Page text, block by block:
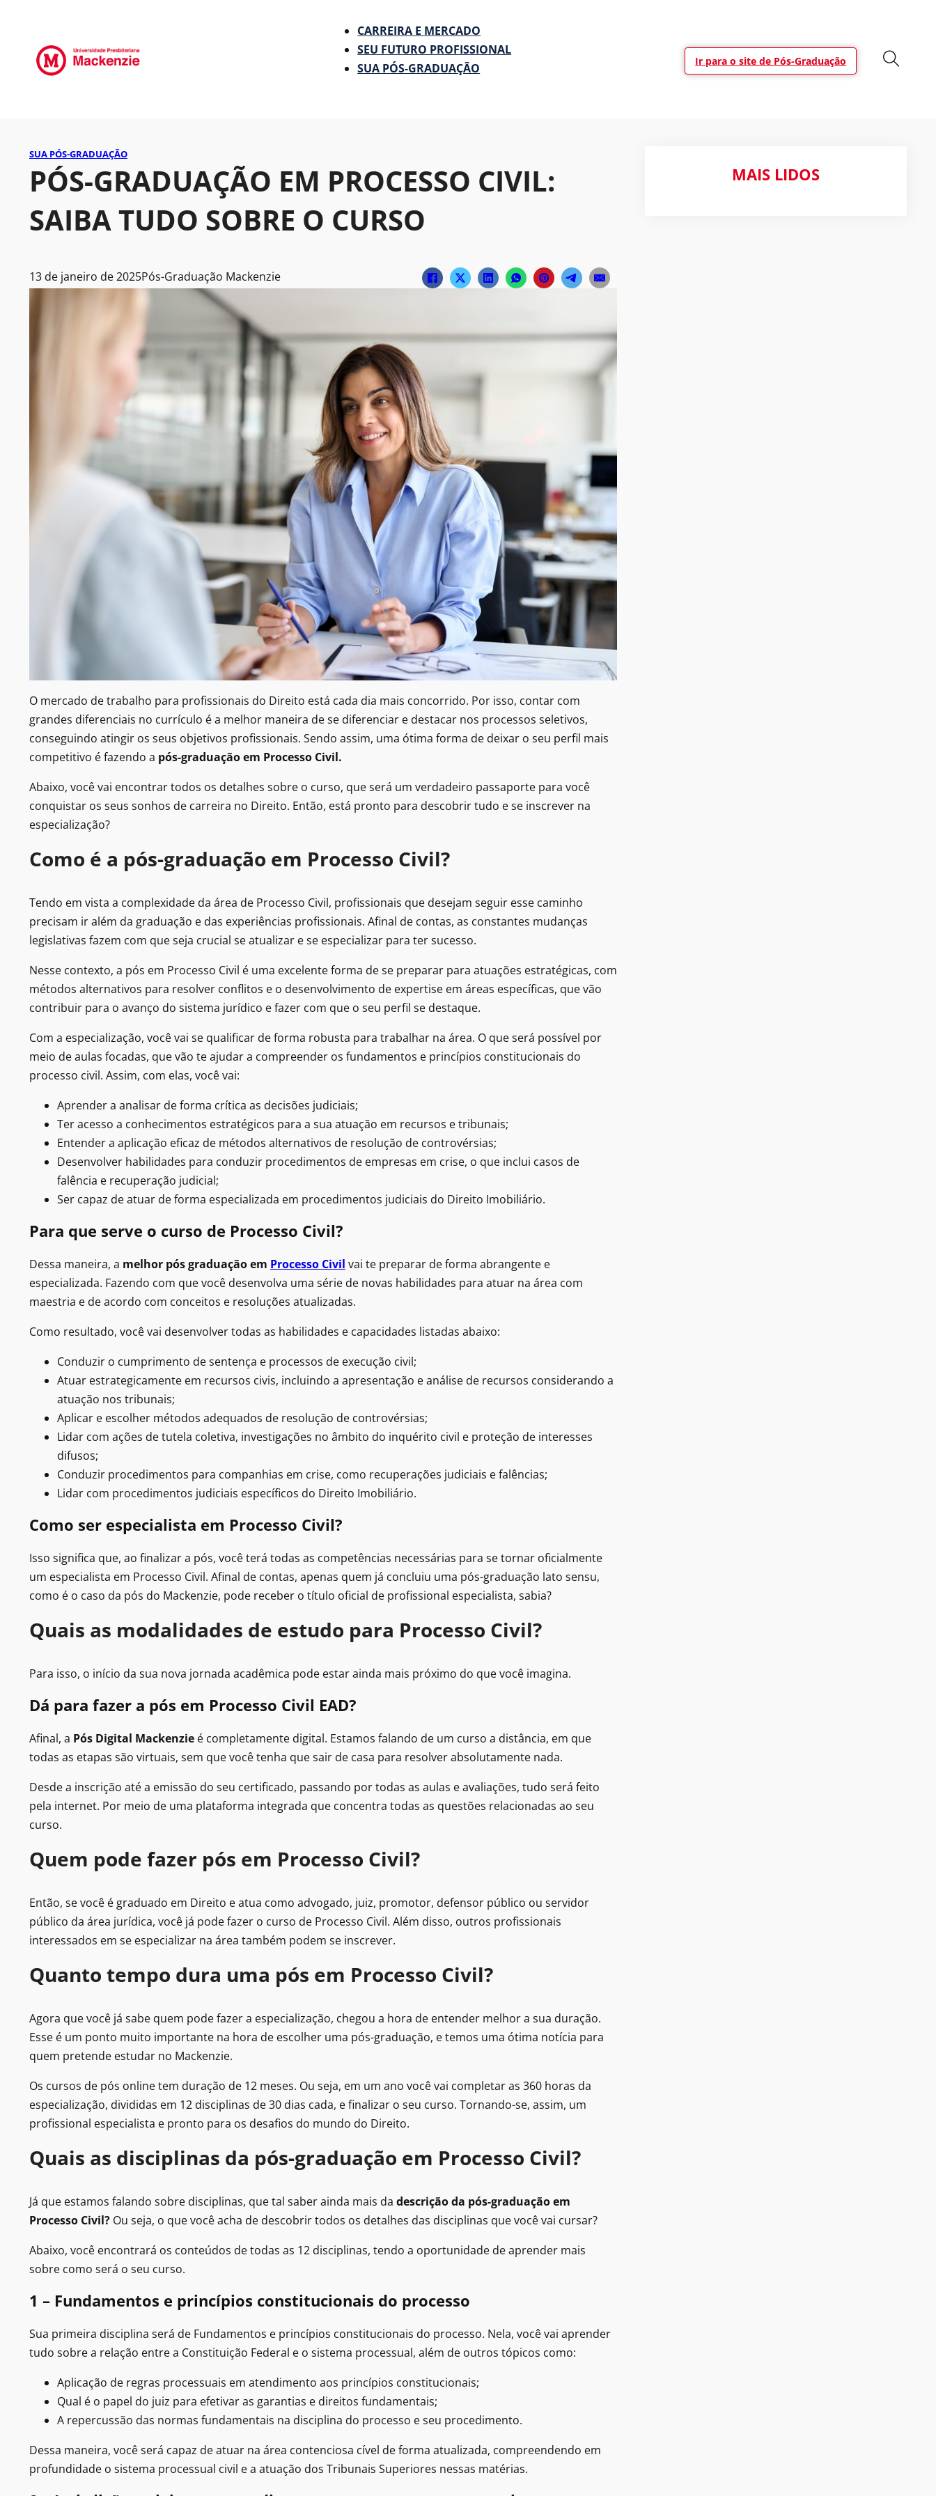
CARREIRA E MERCADO
SEU FUTURO PROFISSIONAL
SUA PÓS-GRADUAÇÃO
Ir para o site de Pós-Graduação
SUA PÓS-GRADUAÇÃO
PÓS-GRADUAÇÃO EM PROCESSO CIVIL:
SAIBA TUDO SOBRE O CURSO
13 de janeiro de 2025Pós-Graduação Mackenzie
O mercado de trabalho para profissionais do Direito está cada dia mais concorrido. Por isso, contar com
grandes diferenciais no currículo é a melhor maneira de se diferenciar e destacar nos processos seletivos,
conseguindo atingir os seus objetivos profissionais. Sendo assim, uma ótima forma de deixar o seu perfil mais
competitivo é fazendo a pós-graduação em Processo Civil.
Abaixo, você vai encontrar todos os detalhes sobre o curso, que será um verdadeiro passaporte para você
conquistar os seus sonhos de carreira no Direito. Então, está pronto para descobrir tudo e se inscrever na
especialização?
Como é a pós-graduação em Processo Civil?
Tendo em vista a complexidade da área de Processo Civil, profissionais que desejam seguir esse caminho
precisam ir além da graduação e das experiências profissionais. Afinal de contas, as constantes mudanças
legislativas fazem com que seja crucial se atualizar e se especializar para ter sucesso.
Nesse contexto, a pós em Processo Civil é uma excelente forma de se preparar para atuações estratégicas, com
métodos alternativos para resolver conflitos e o desenvolvimento de expertise em áreas específicas, que vão
contribuir para o avanço do sistema jurídico e fazer com que o seu perfil se destaque.
Com a especialização, você vai se qualificar de forma robusta para trabalhar na área. O que será possível por
meio de aulas focadas, que vão te ajudar a compreender os fundamentos e princípios constitucionais do
processo civil. Assim, com elas, você vai:
Aprender a analisar de forma crítica as decisões judiciais;
Ter acesso a conhecimentos estratégicos para a sua atuação em recursos e tribunais;
Entender a aplicação eficaz de métodos alternativos de resolução de controvérsias;
Desenvolver habilidades para conduzir procedimentos de empresas em crise, o que inclui casos de
falência e recuperação judicial;
Ser capaz de atuar de forma especializada em procedimentos judiciais do Direito Imobiliário.
Para que serve o curso de Processo Civil?
Dessa maneira, a melhor pós graduação em Processo Civil vai te preparar de forma abrangente e
especializada. Fazendo com que você desenvolva uma série de novas habilidades para atuar na área com
maestria e de acordo com conceitos e resoluções atualizadas.
Como resultado, você vai desenvolver todas as habilidades e capacidades listadas abaixo:
Conduzir o cumprimento de sentença e processos de execução civil;
Atuar estrategicamente em recursos civis, incluindo a apresentação e análise de recursos considerando a
atuação nos tribunais;
Aplicar e escolher métodos adequados de resolução de controvérsias;
Lidar com ações de tutela coletiva, investigações no âmbito do inquérito civil e proteção de interesses
difusos;
Conduzir procedimentos para companhias em crise, como recuperações judiciais e falências;
Lidar com procedimentos judiciais específicos do Direito Imobiliário.
Como ser especialista em Processo Civil?
Isso significa que, ao finalizar a pós, você terá todas as competências necessárias para se tornar oficialmente
um especialista em Processo Civil. Afinal de contas, apenas quem já concluiu uma pós-graduação lato sensu,
como é o caso da pós do Mackenzie, pode receber o título oficial de profissional especialista, sabia?
Quais as modalidades de estudo para Processo Civil?
Para isso, o início da sua nova jornada acadêmica pode estar ainda mais próximo do que você imagina.
Dá para fazer a pós em Processo Civil EAD?
Afinal, a Pós Digital Mackenzie é completamente digital. Estamos falando de um curso a distância, em que
todas as etapas são virtuais, sem que você tenha que sair de casa para resolver absolutamente nada.
Desde a inscrição até a emissão do seu certificado, passando por todas as aulas e avaliações, tudo será feito
pela internet. Por meio de uma plataforma integrada que concentra todas as questões relacionadas ao seu
curso.
Quem pode fazer pós em Processo Civil?
Então, se você é graduado em Direito e atua como advogado, juiz, promotor, defensor público ou servidor
público da área jurídica, você já pode fazer o curso de Processo Civil. Além disso, outros profissionais
interessados em se especializar na área também podem se inscrever.
Quanto tempo dura uma pós em Processo Civil?
Agora que você já sabe quem pode fazer a especialização, chegou a hora de entender melhor a sua duração.
Esse é um ponto muito importante na hora de escolher uma pós-graduação, e temos uma ótima notícia para
quem pretende estudar no Mackenzie.
Os cursos de pós online tem duração de 12 meses. Ou seja, em um ano você vai completar as 360 horas da
especialização, divididas em 12 disciplinas de 30 dias cada, e finalizar o seu curso. Tornando-se, assim, um
profissional especialista e pronto para os desafios do mundo do Direito.
Quais as disciplinas da pós-graduação em Processo Civil?
Já que estamos falando sobre disciplinas, que tal saber ainda mais da descrição da pós-graduação em
Processo Civil​? Ou seja, o que você acha de descobrir todos os detalhes das disciplinas que você vai cursar?
Abaixo, você encontrará os conteúdos de todas as 12 disciplinas, tendo a oportunidade de aprender mais
sobre como será o seu curso.
1 – Fundamentos e princípios constitucionais do processo
Sua primeira disciplina será de Fundamentos e princípios constitucionais do processo. Nela, você vai aprender
tudo sobre a relação entre a Constituição Federal e o sistema processual, além de outros tópicos como:
Aplicação de regras processuais em atendimento aos princípios constitucionais;
Qual é o papel do juiz para efetivar as garantias e direitos fundamentais;
A repercussão das normas fundamentais na disciplina do processo e seu procedimento.
Dessa maneira, você será capaz de atuar na área contenciosa cível de forma atualizada, compreendendo em
profundidade o sistema processual civil e a atuação dos Tribunais Superiores nessas matérias.
MAIS LIDOS